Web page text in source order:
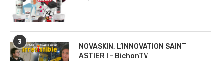
3
NOVASKIN, L’INNOVATION SAINT
ASTIER ! – BichonTV